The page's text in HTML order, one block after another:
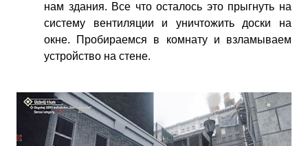
нам здания. Все что осталось это прыгнуть на
систему вентиляции и уничтожить доски на
окне. Пробираемся в комнату и взламываем
устройство на стене.